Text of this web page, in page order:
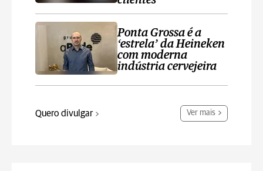
Ponta Grossa é a
‘estrela’ da Heineken
com moderna
indústria cervejeira
Quero divulgar Ver mais